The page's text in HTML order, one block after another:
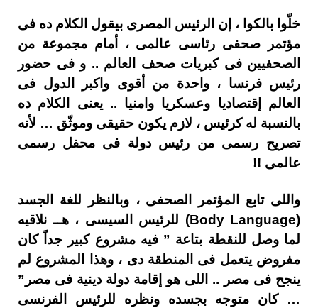
خلّوا بالكوا ، إن الرئيس المصرى بيقول الكلام ده فى
مؤتمر صحفى رئاسى عالمى ، أمام مجموعة من
الصحفيين فى كبريات صحف العالم .. و فى حضور
رئيس فرنسا ، واحدة من أقوى واكبر الدول فى
العالم إقتصاديا وعسكريا وامنيا .. يعنى الكلام ده
بالنسبة له كرئيس ، لازم يكون حقيقى وموثّق … لأنه
تصريح رسمى من رئيس دولة فى محفل رسمى
عالمى !!
واللى تابع المؤتمر الصحفى ، وبالنظر للغة الجسد
(Body Language) للرئيس السيسى ، هــ نلاقيه
لما وصل للنقطة بتاعة ” فيه مشروع كبير جداً كان
مفروض يتعمل فى المنطقة دى ، وهذا المشروع لم
ينجح فى مصر .. اللى هو إقامة دولة دينية فى مصر”
… كان متوجه بجسده ونظره للرئيس الفرنسى